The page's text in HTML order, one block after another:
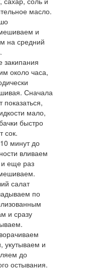
масло.
и
на средний
закипания
около часа,
Сначала
показаться,
мало,
быстро
сок.
минут до
вливаем
и еще раз
салат
по
и сразу
укутываем и
до
остывания.